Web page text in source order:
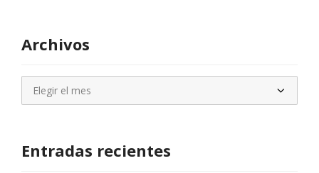
Archivos
Entradas recientes